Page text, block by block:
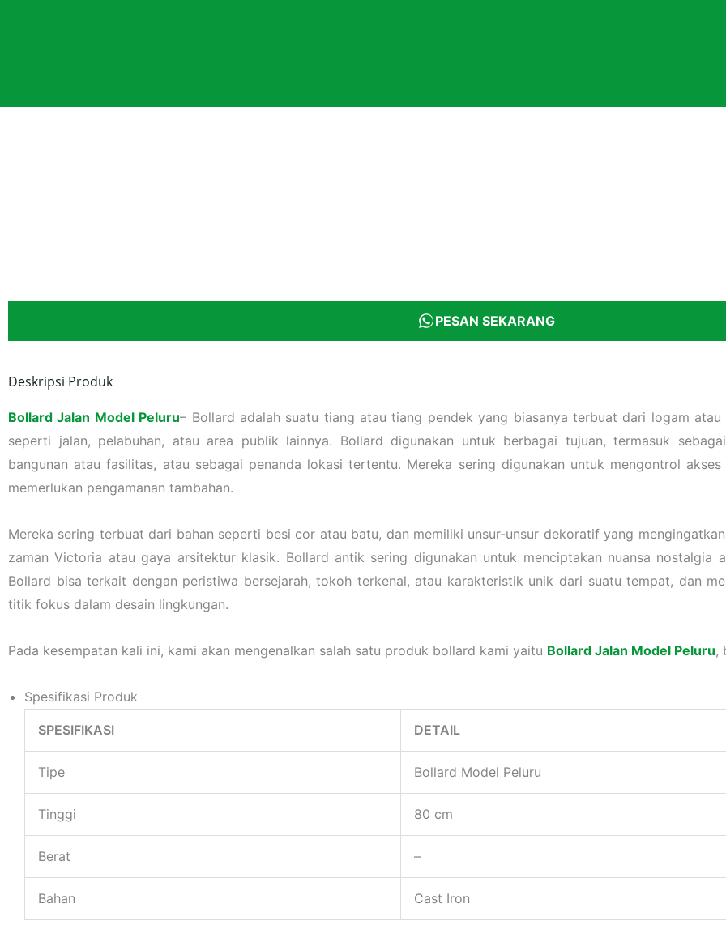
PESAN SEKARANG
Deskripsi Produk
Bollard Jalan Model Peluru– Bollard adalah suatu tiang atau tiang pendek yang biasanya terbuat dari logam
seperti jalan, pelabuhan, atau area publik lainnya. Bollard digunakan untuk berbagai tujuan, termasuk
bangunan atau fasilitas, atau sebagai penanda lokasi tertentu. Mereka sering digunakan untuk mengontrol
memerlukan pengamanan tambahan.
Mereka sering terbuat dari bahan seperti besi cor atau batu, dan memiliki unsur-unsur dekoratif yang
zaman Victoria atau gaya arsitektur klasik. Bollard antik sering digunakan untuk menciptakan nuansa
Bollard bisa terkait dengan peristiwa bersejarah, tokoh terkenal, atau karakteristik unik dari suatu tempat, dan
titik fokus dalam desain lingkungan.
Pada kesempatan kali ini, kami akan mengenalkan salah satu produk bollard kami yaitu Bollard Jalan Model Peluru,
Spesifikasi Produk
SPESIFIKASI DETAIL
Tipe Bollard Model Peluru
Tinggi 80 cm
Berat –
Bahan Cast Iron